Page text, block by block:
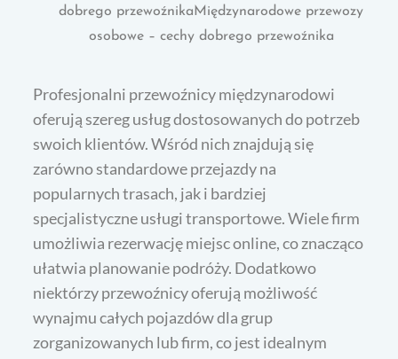
dobrego przewoźnikaMiędzynarodowe przewozy
osobowe – cechy dobrego przewoźnika
Profesjonalni przewoźnicy międzynarodowi
oferują szereg usług dostosowanych do potrzeb
swoich klientów. Wśród nich znajdują się
zarówno standardowe przejazdy na
popularnych trasach, jak i bardziej
specjalistyczne usługi transportowe. Wiele firm
umożliwia rezerwację miejsc online, co znacząco
ułatwia planowanie podróży. Dodatkowo
niektórzy przewoźnicy oferują możliwość
wynajmu całych pojazdów dla grup
zorganizowanych lub firm, co jest idealnym